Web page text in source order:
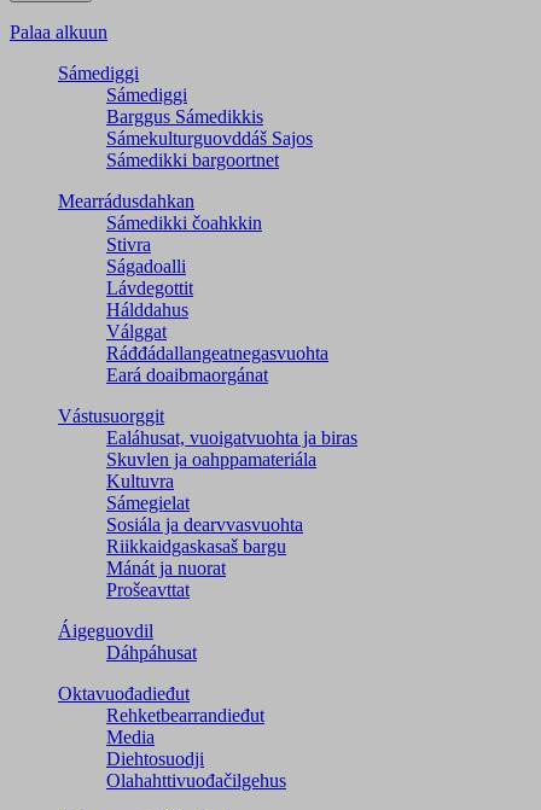
Palaa alkuun
Sámediggi
Sámediggi
Barggus Sámedikkis
Sámekulturguovddáš Sajos
Sámedikki bargoortnet
Mearrádusdahkan
Sámedikki čoahkkin
Stivra
Ságadoalli
Lávdegottit
Hálddahus
Válggat
Ráđđádallangeatnegas­vuohta
Eará doaibmaorgánat
Vástusuorggit
Ealáhusat, vuoigatvuohta ja biras
Skuvlen ja oahppamateriála
Kultuvra
Sámegielat
Sosiála ja dearvvasvuohta
Riikkaidgaskasaš bargu
Mánát ja nuorat
Prošeavttat
Áigeguovdil
Dáhpáhusat
Oktavuođadieđut
Rehketbearrandieđut
Media
Diehtosuodji
Olahahttivuođačilgehus